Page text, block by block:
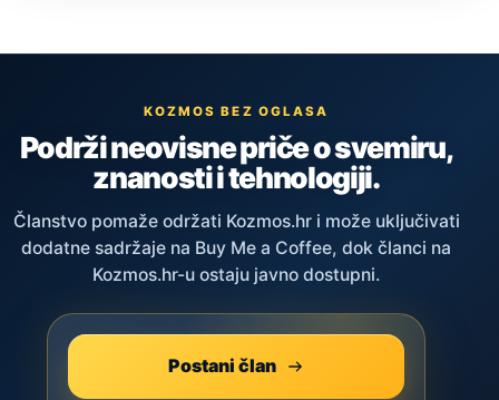
KOZMOS BEZ OGLASA
Podrži neovisne priče o svemiru,
znanosti i tehnologiji.
Članstvo pomaže održati Kozmos.hr i može uključivati
dodatne sadržaje na Buy Me a Coffee, dok članci na
Kozmos.hr-u ostaju javno dostupni.
Postani član